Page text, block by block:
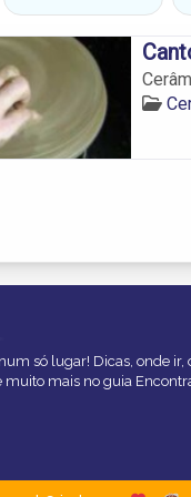
só lugar! Dicas, onde ir,
muito mais no guia